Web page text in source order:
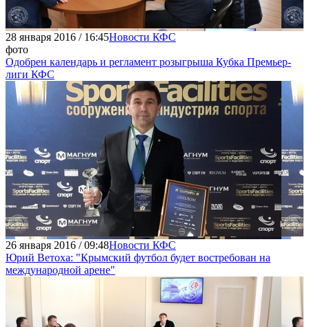
28 января 2016 / 16:45Новости КФС
фото
Одобрен календарь и регламент розыгрыша Кубка Премьер-
лиги КФС
26 января 2016 / 09:48Новости КФС
Юрий Ветоха: "Крымский футбол будет востребован на
международной арене"